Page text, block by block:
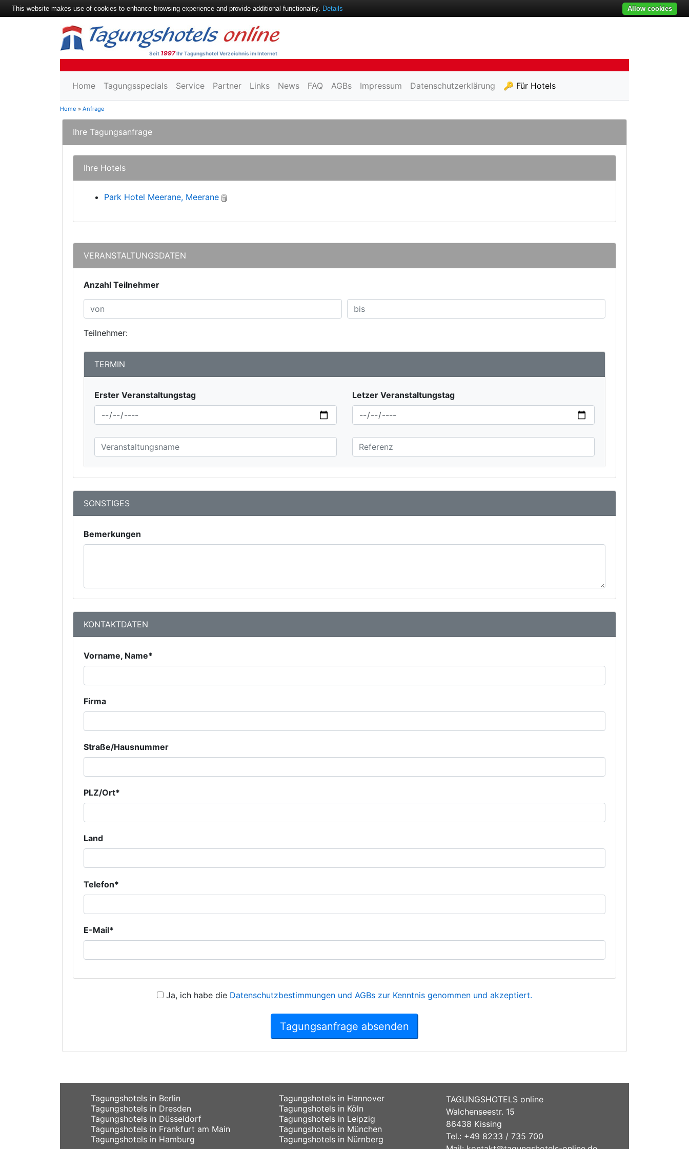
Seit 1997Ihr Tagungshotel Verzeichnis im Internet
Home Tagungsspecials Service Partner Links News FAQ AGBs Impressum Datenschutzerklärung 🔑 Für Hotels
Home » Anfrage
Ihre Tagungsanfrage
Ihre Hotels
Park Hotel Meerane, Meerane
VERANSTALTUNGSDATEN
Anzahl Teilnehmer
Teilnehmer:
TERMIN
Erster Veranstaltungstag Letzer Veranstaltungstag
SONSTIGES
Bemerkungen
KONTAKTDATEN
Vorname, Name*
Firma
Straße/Hausnummer
PLZ/Ort*
Land
Telefon*
E-Mail*
Ja, ich habe die Datenschutzbestimmungen und AGBs zur Kenntnis genommen und akzeptiert.
Tagungsanfrage absenden
Tagungshotels in Berlin
Tagungshotels in Dresden
Tagungshotels in Düsseldorf
Tagungshotels in Frankfurt am Main
Tagungshotels in Hamburg
Tagungshotels in Hannover
Tagungshotels in Köln
Tagungshotels in Leipzig
Tagungshotels in München
Tagungshotels in Nürnberg
TAGUNGSHOTELS online
Walchenseestr. 15
86438 Kissing
Tel.: +49 8233 / 735 700
This website makes use of cookies to enhance browsing experience and provide additional functionality. Details Allow cookies